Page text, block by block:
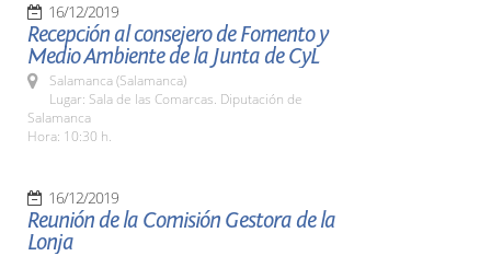
16/12/2019
Recepción al consejero de Fomento y
Medio Ambiente de la Junta de CyL
Salamanca (Salamanca)
Lugar: Sala de las Comarcas. Diputación de
Salamanca
Hora: 10:30 h.
16/12/2019
Reunión de la Comisión Gestora de la
Lonja